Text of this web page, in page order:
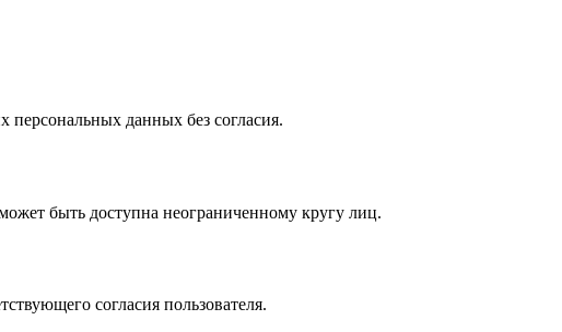
данных без согласия.
быть доступна неограниченному кругу лиц.
согласия пользователя.